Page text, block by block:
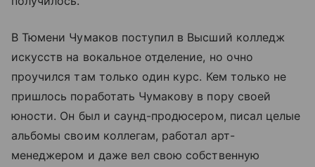
В Тюмени Чумаков поступил в Высший колледж
искусств на вокальное отделение, но очно
проучился там только один курс. Кем только не
пришлось поработать Чумакову в пору своей
юности. Он был и саунд-продюсером, писал целые
альбомы своим коллегам, работал арт-
менеджером и даже вел свою собственную